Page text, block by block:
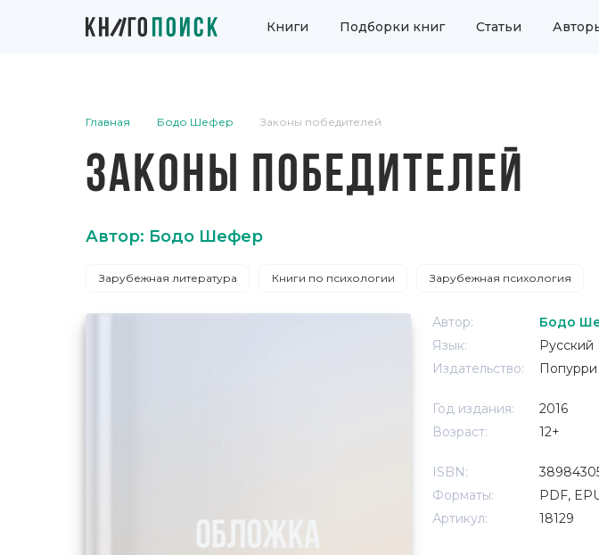
Книги Подборки книг Статьи
Главная Бодо Шефер Законы победителей
ЗАКОНЫ ПОБЕДИТЕЛЕЙ
Автор: Бодо Шефер
Зарубежная литература Книги по психологии Зарубежная психология
Автор:
Бодо
Язык:
Русский
Издательство:
Попурри
Год издания:
2016
Возраст:
12+
ISBN:
Форматы:
PDF,
Артикул:
18129